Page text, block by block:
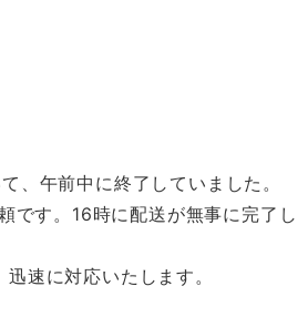
、午前中に終了していました。
です。16時に配送が無事に完了し
速に対応いたします。